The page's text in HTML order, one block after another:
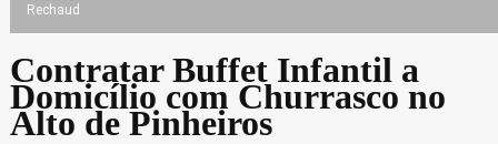
Rechaud
Contratar Buffet Infantil a
Domicílio com Churrasco no
Alto de Pinheiros